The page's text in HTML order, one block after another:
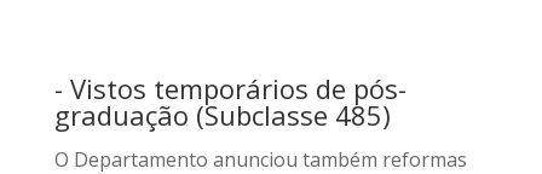
- Vistos temporários de pós-
graduação (Subclasse 485)
O Departamento anunciou também reformas